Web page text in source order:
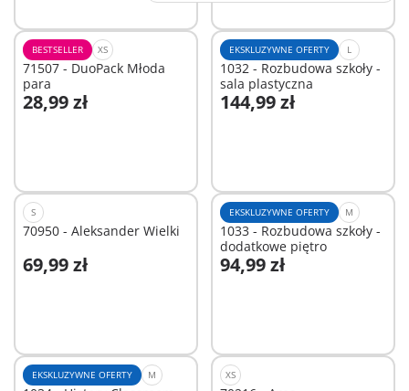
BESTSELLER XS
71507 - DuoPack Młoda
para
28,99 zł
Dodaj do koszyka
EKSKLUZYWNE OFERTY L
1032 - Rozbudowa szkoły -
sala plastyczna
144,99 zł
Dodaj do koszyka
S
70950 - Aleksander Wielki
69,99 zł
Dodaj do koszyka
EKSKLUZYWNE OFERTY M
1033 - Rozbudowa szkoły -
dodatkowe piętro
94,99 zł
Dodaj do koszyka
EKSKLUZYWNE OFERTY M XS